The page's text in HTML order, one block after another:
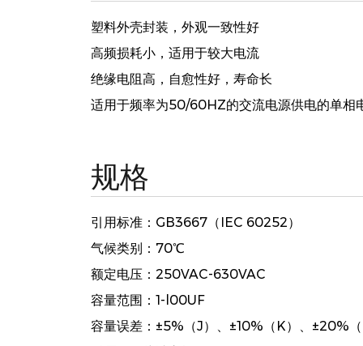
塑料外壳封装，外观一致性好
高频损耗小，适用于较大电流
绝缘电阻高，自愈性好，寿命长
适用于频率为50/60HZ的交流电源供电的单相
规格
引用标准：GB3667（IEC 60252）
气候类别：70℃
额定电压：250VAC-630VAC
容量范围：1-l00UF
容量误差：±5%（J）、±10%（K）、±20%